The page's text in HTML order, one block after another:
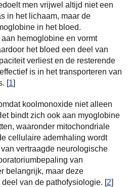
men vrijwel altijd niet een
in het lichaam, maar de
in het bloed.
hemoglobine en vormt
het bloed een deel van
verliest en de resterende
is in het transporteren van
[1]
koolmonoxide niet alleen
bindt zich ook aan myoglobine
waaronder mitochondriale
cellulaire ademhaling wordt
vertraagde neurologische
van
belangrijk, maar deze
van de pathofysiologie. [2]